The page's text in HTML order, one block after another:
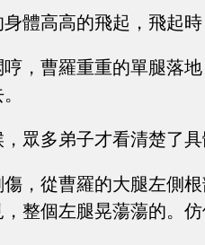
身體高高的飛起，飛起
哼，曹羅重重的單腿落
，眾多弟子才看清楚了
傷，從曹羅的大腿左側
整個左腿晃蕩蕩的。